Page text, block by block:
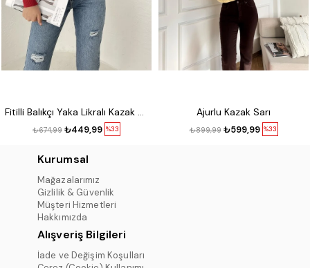
Fitilli Balıkçı Yaka Likralı Kazak Kırmızı
%33
₺449,99
₺674,99
Ajurlu Kazak Sarı
%33
₺599,99
₺899,99
Kurumsal
Mağazalarımız
Gizlilik & Güvenlik
Müşteri Hizmetleri
Hakkımızda
Alışveriş Bilgileri
İade ve Değişim Koşulları